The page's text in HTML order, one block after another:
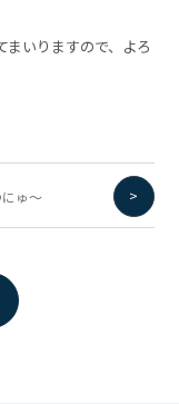
いりますので、よろ
にゅ～ >